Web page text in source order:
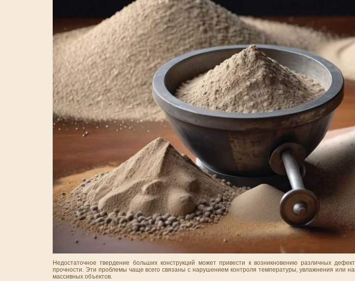
Недостаточное твердение больших конструкций может привести к возникновению различных
прочности. Эти проблемы чаще всего связаны с нарушением контроля температуры, увлажнения или
массивных объектов.